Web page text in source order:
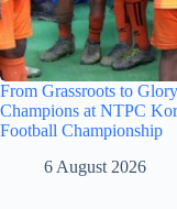
From Grassroots to
Champions at NTPC
Football Championship
6 August 2026